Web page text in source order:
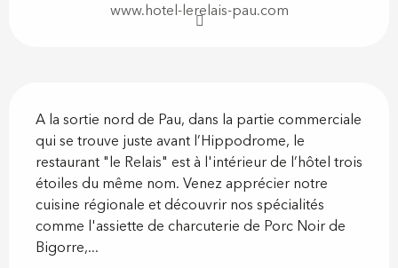
www.hotel-lerelais-pau.com
A la sortie nord de Pau, dans la partie commerciale
qui se trouve juste avant l’Hippodrome, le
restaurant "le Relais" est à l'intérieur de l’hôtel trois
étoiles du même nom. Venez apprécier notre
cuisine régionale et découvrir nos spécialités
comme l'assiette de charcuterie de Porc Noir de
Bigorre,...